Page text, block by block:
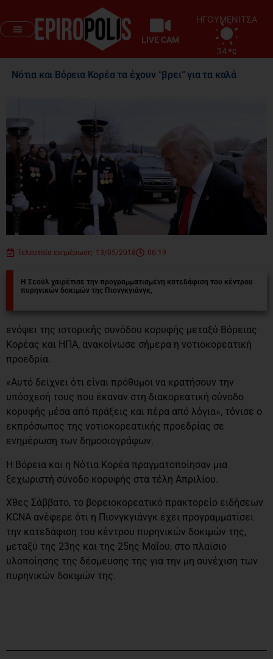
LIVE CAM
ΗΓΟΥΜΕΝΙΤΣΑ
34
Νότια και Βόρεια Κορέα τα έχουν “βρει” για τα καλά
Τελευταία ενημέρωση: 13/05/2018 06:19
Η Σεούλ χαιρέτισε την προγραμματισμένη κατεδάφιση του κέντρου
πυρηνικών δοκιμών της Πιονγκγιάνγκ,
ενόψει της ιστορικής συνόδου κορυφής μεταξύ Βόρειας
Κορέας και ΗΠΑ, ανακοίνωσε σήμερα η νοτιοκορεατική
προεδρία.
«Αυτό δείχνει ότι είναι πρόθυμοι να κρατήσουν την
υπόσχεσή τους που έκαναν στη διακορεατική σύνοδο
κορυφής μέσα από πράξεις και πέρα από λόγια», τόνισε ο
εκπρόσωπος της νοτιοκορεατικής προεδρίας σε
ενημέρωση των δημοσιογράφων.
Η Βόρεια και η Νότια Κορέα πραγματοποίησαν μια
ξεχωριστή σύνοδο κορυφής στα τέλη Απριλίου.
Χθες Σάββατο, το βορειοκορεατικό πρακτορείο ειδήσεων
KCNA ανέφερε ότι η Πιονγκγιάνγκ έχει προγραμματίσει
την κατεδάφιση του κέντρου πυρηνικών δοκιμών της,
μεταξύ της 23ης και της 25ης Μαΐου, στο πλαίσιο
υλοποίησης της δέσμευσης της για την μη συνέχιση των
πυρηνικών δοκιμών της.